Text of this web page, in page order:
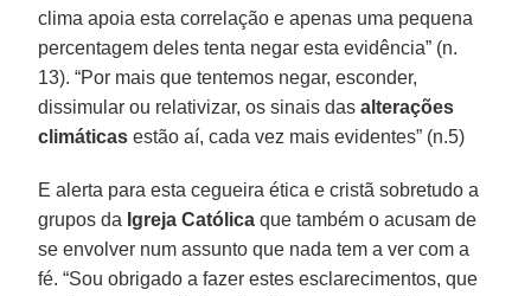
clima apoia esta correlação e apenas uma pequena
percentagem deles tenta negar esta evidência” (n.
13). “Por mais que tentemos negar, esconder,
dissimular ou relativizar, os sinais dasalterações
climáticas estão aí, cada vez mais evidentes” (n.5)
E alerta para esta cegueira ética e cristã sobretudo a
grupos da Igreja Católica que também o acusam de
se envolver num assunto que nada tem a ver com a
fé. “Sou obrigado a fazer estes esclarecimentos, que